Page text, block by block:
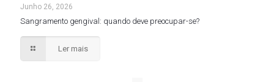
Junho 26, 2026
Sangramento gengival: quando deve preocupar-se?
Ler mais